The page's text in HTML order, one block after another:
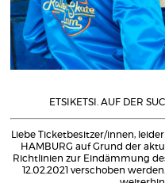
ETSIKETSI. AUF DER
Liebe Ticketbesitzer/innen,
HAMBURG auf Grund der
Richtlinien zur Eindämmung
12.02.2021 verschoben